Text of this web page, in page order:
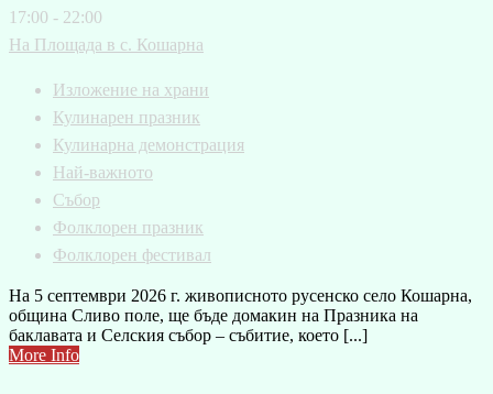
17:00 - 22:00
На Площада в с. Кошарна
Изложение на храни
Кулинарен празник
Кулинарна демонстрация
Най-важното
Събор
Фолклорен празник
Фолклорен фестивал
На 5 септември 2026 г. живописното русенско село Кошарна,
община Сливо поле, ще бъде домакин на Празника на
баклавата и Селския събор – събитие, което [...]
More Info